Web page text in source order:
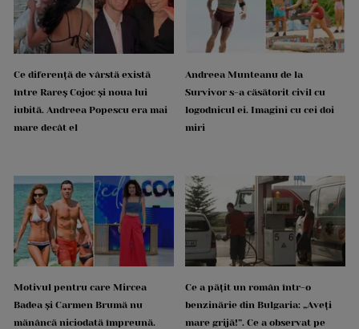
Ce diferență de vârstă există
între Rareș Cojoc și noua lui
iubită. Andreea Popescu era mai
mare decât el
Andreea Munteanu de la
Survivor s-a căsătorit civil cu
logodnicul ei. Imagini cu cei doi
miri
Motivul pentru care Mircea
Badea și Carmen Brumă nu
mănâncă niciodată împreună.
Ce a pățit un român într-o
benzinărie din Bulgaria: „Aveți
mare grijă!”. Ce a observat pe